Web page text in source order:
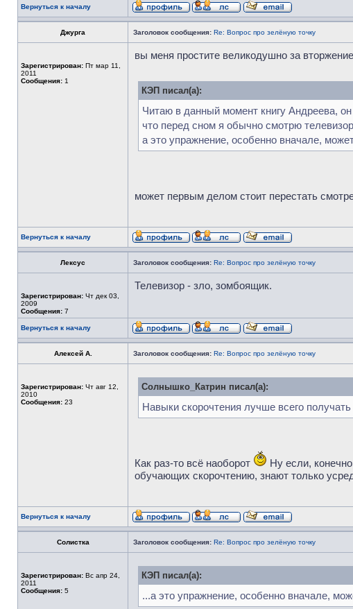
Вернуться к началу
Джурга Заголовок сообщения: Re: Вопрос про зелёную точку
Зарегистрирован: Пт мар 11,
2011
Сообщения: 1
вы меня простите великодушно за вторжение
КЭП писал(а):
Читаю в данный момент книгу Андреева,
что перед сном я обычно смотрю
а это упражнение, особенно вначале,
может первым делом стоит перестать
Вернуться к началу
Лексус Заголовок сообщения: Re: Вопрос про зелёную точку
Зарегистрирован: Чт дек 03,
2009
Сообщения: 7
Телевизор - зло, зомбоящик.
Вернуться к началу
Алексей А. Заголовок сообщения: Re: Вопрос про зелёную точку
Зарегистрирован: Чт авг 12,
2010
Сообщения: 23
Солнышко_Катрин писал(а):
Навыки скорочтения лучше всего
Как раз-то всё наоборот
Ну если,
обучающих скорочтению, знают только
Вернуться к началу
Солистка Заголовок сообщения: Re: Вопрос про зелёную точку
Зарегистрирован: Вс апр 24,
2011
Сообщения: 5
КЭП писал(а):
...а это упражнение, особенно вначале,